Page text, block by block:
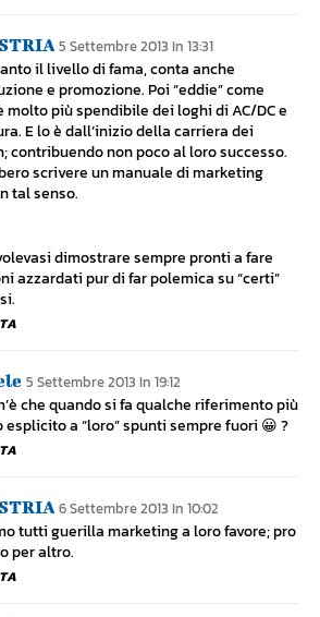
5 Settembre 2013 In 13:31
il livello di fama, conta anche
e promozione. Poi “eddie” come
molto più spendibile dei loghi di AC/DC e
E lo è dall’inizio della carriera dei
contribuendo non poco al loro successo.
scrivere un manuale di marketing
tal senso.
dimostrare sempre pronti a fare
azzardati pur di far polemica su “certi”
5 Settembre 2013 In 19:12
che quando si fa qualche riferimento più
esplicito a “loro” spunti sempre fuori 😀 ?
6 Settembre 2013 In 10:02
tutti guerilla marketing a loro favore; pro
per altro.